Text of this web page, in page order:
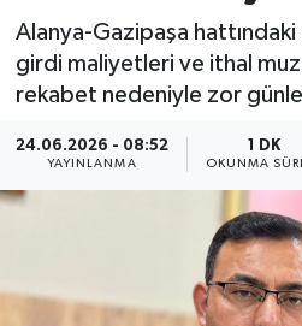
Alanya-Gazipaşa
girdi maliyetleri ve ithal
rekabet nedeniyle zor
24.06.2026 - 08:52
YAYINLANMA
1 DK
OKUNMA
Ekonomi
Son Dakika Haberleri
Haber Arşivi